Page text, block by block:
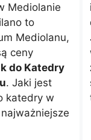
Mediolanie
to
Mediolanu,
ceny
do Katedry
. Jaki jest
katedry w